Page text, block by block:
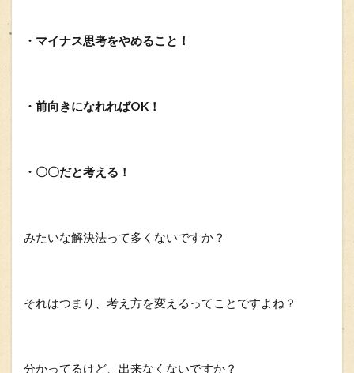
・マイナス思考をやめること！
・前向きになれればOK！
・〇〇だと考える！
みたいな解決法って多くないですか？
それはつまり、考え方を変えるってことですよね？
分かってるけど、出来なくないですか？